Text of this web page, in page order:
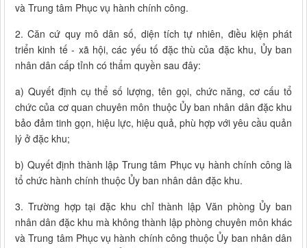
và Trung tâm Phục vụ hành chính công.
2. Căn cứ quy mô dân số, diện tích tự nhiên, điều kiện phát
triển kinh tế - xã hội, các yếu tố đặc thù của đặc khu, Ủy ban
nhân dân cấp tỉnh có thẩm quyền sau đây:
a) Quyết định cụ thể số lượng, tên gọi, chức năng, cơ cấu tổ
chức của cơ quan chuyên môn thuộc Ủy ban nhân dân đặc khu
bảo đảm tinh gọn, hiệu lực, hiệu quả, phù hợp với yêu cầu quản
lý ở đặc khu;
b) Quyết định thành lập Trung tâm Phục vụ hành chính công là
tổ chức hành chính thuộc Ủy ban nhân dân đặc khu.
3. Trường hợp tại đặc khu chỉ thành lập Văn phòng Ủy ban
nhân dân đặc khu mà không thành lập phòng chuyên môn khác
và Trung tâm Phục vụ hành chính công thuộc Ủy ban nhân dân